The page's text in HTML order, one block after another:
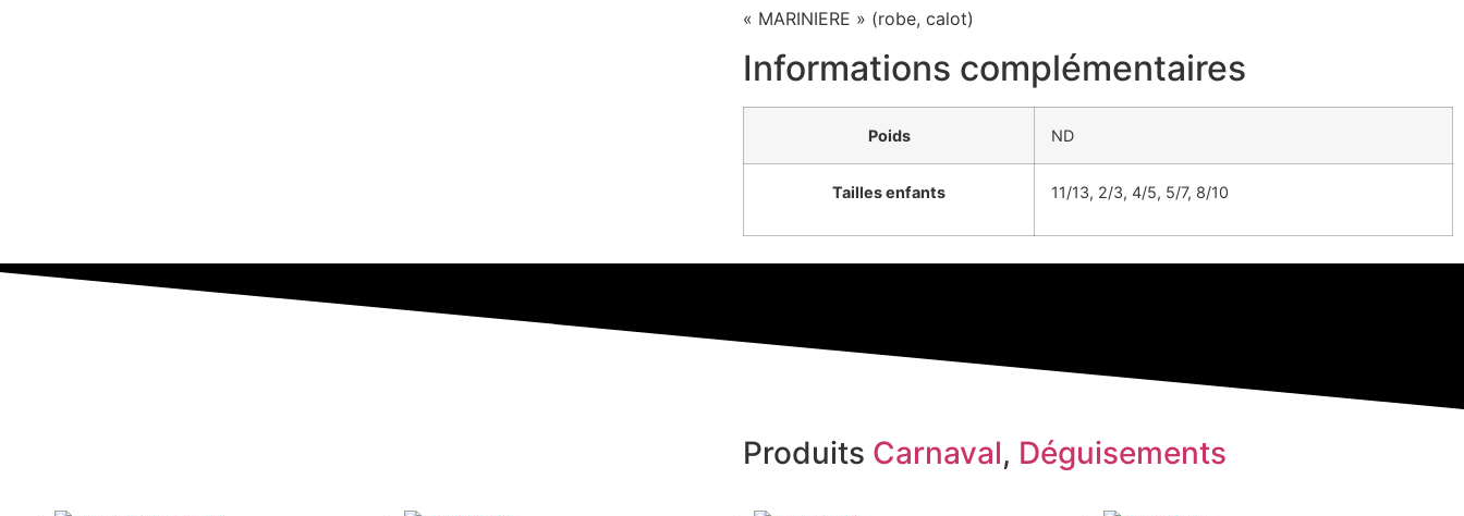
« MARINIERE » (robe, calot)
Informations complémentaires
Poids ND
Tailles enfants 11/13, 2/3, 4/5, 5/7, 8/10
Produits Carnaval, Déguisements